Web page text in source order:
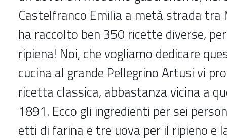
Castelfranco Emilia a metà strada tra
ha raccolto ben 350 ricette diverse,
ripiena! Noi, che vogliamo dedicare
cucina al grande Pellegrino Artusi vi
ricetta classica, abbastanza vicina a
1891. Ecco gli ingredienti per sei
etti di farina e tre uova per il ripieno e